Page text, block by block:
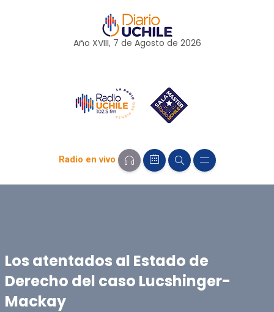
Año XVIII, 7 de Agosto de 2026
Radio en vivo
Los atentados al Estado de
Derecho del caso Lucshinger-
Mackay